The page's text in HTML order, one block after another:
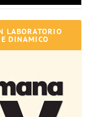
LABORATORIO
DINAMICO